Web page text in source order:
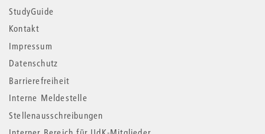
StudyGuide
Kontakt
Impressum
Datenschutz
Barrierefreiheit
Interne Meldestelle
Stellenausschreibungen